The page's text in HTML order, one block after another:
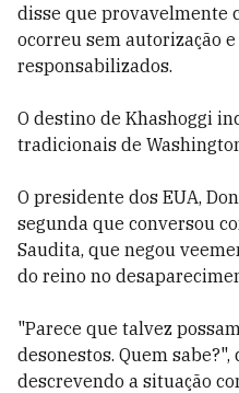
disse que provavelmente
ocorreu sem autorização
responsabilizados.
O destino de Khashoggi
tradicionais de
O presidente dos EUA,
segunda que conversou
Saudita, que negou
do reino no
"Parece que talvez
desonestos. Quem
descrevendo a situação